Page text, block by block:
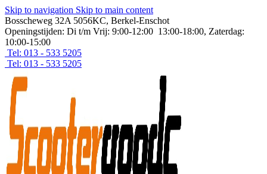
Skip to navigation Skip to main content
Bosscheweg 32A 5056KC, Berkel-Enschot
Openingstijden: Di t/m Vrij: 9:00-12:00 13:00-18:00, Zaterdag:
10:00-15:00
Tel: 013 - 533 5205
Tel: 013 - 533 5205